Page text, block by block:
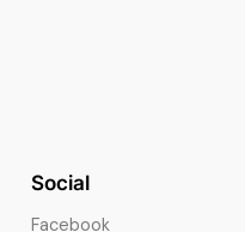
Social
Facebook